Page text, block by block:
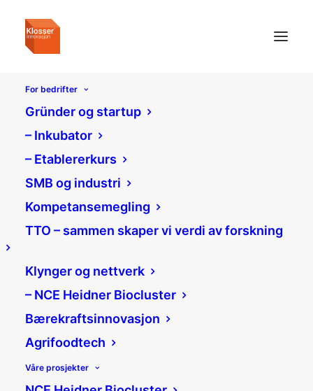
For bedrifter
Gründer og startup
– Inkubator
– Etablererkurs
SMB og industri
Kompetansemegling
TTO – sammen skaper vi verdi av forskning
Klynger og nettverk
– NCE Heidner Biocluster
Bærekraftsinnovasjon
Agrifoodtech
Våre prosjekter